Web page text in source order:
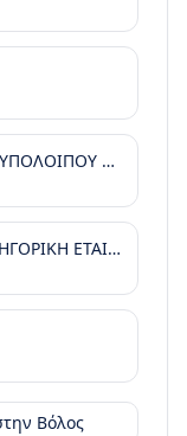
ΓΡΑΦΕΙΟ ΚΤΗΜΑΤΟΓΡΑΦΗΣΗΣ ΥΠΟΛΟΙΠΟΥ ΜΑΓΝΗΣΙΑΣ ΚΑΙ ΣΠΟΡΑΔΩΝ
ΝΙΖΑΜΗΣ ΚΑΙ ΣΥΝΕΡΓΑΤΕΣ ΔΙΚΗΓΟΡΙΚΗ ΕΤΑΙΡΙΑ - ΒΑΣΙΛΗΣ ΝΙΖΑΜΗΣ - EX LEGE
Βόλος